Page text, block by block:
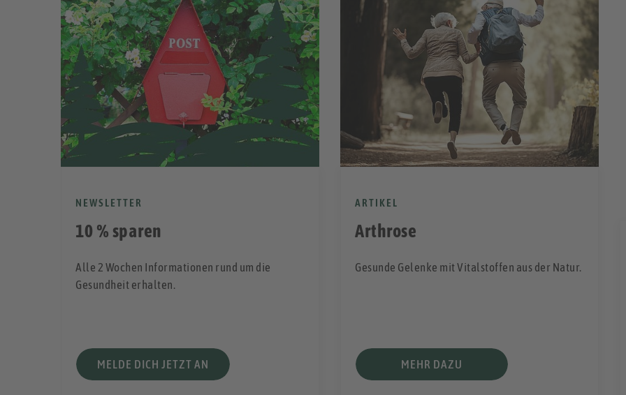
NEWSLETTER
10 % sparen
Alle 2 Wochen Informationen rund um die
Gesundheit erhalten.
MELDE DICH JETZT AN
ARTIKEL
Arthrose
Gesunde Gelenke mit Vitalstoffen aus der Natur.
MEHR DAZU